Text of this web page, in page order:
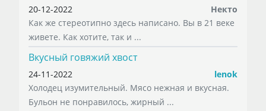
20-12-2022
Некто
Как же стереотипно здесь написано. Вы в 21 веке
живете. Как хотите, так и ...
Вкусный говяжий хвост
24-11-2022
lenok
Холодец изумительный. Мясо нежная и вкусная.
Бульон не понравилось, жирный ...